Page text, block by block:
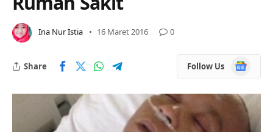
Ina Nur Istia 16 Maret 2016 0
Share Follow Us
Google
News